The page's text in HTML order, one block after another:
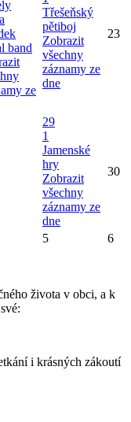
band
ze
Třešeňský
pětiboj
Zobrazit
všechny
záznamy ze
dne
23
29
1
Jamenské
hry
Zobrazit
všechny
záznamy ze
dne
30
5 6
života v obci, a k
i krásných zákoutí